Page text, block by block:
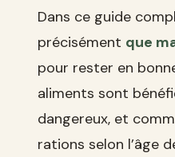
Dans ce guide
précisément que
pour rester en
aliments sont
dangereux, et
rations selon l’âge